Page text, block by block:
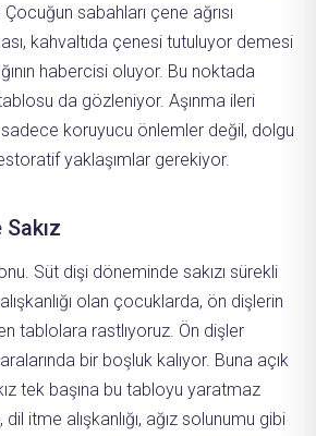
sabahları çene ağrısı
kahvaltıda çenesi tutuluyor demesi
habercisi oluyor. Bu noktada
da gözleniyor. Aşınma ileri
koruyucu önlemler değil, dolgu
yaklaşımlar gerekiyor.
Sakız
Süt dişi döneminde sakızı sürekli
olan çocuklarda, ön dişlerin
tablolara rastlıyoruz. Ön dişler
bir boşluk kalıyor. Buna açık
tek başına bu tabloyu yaratmaz
itme alışkanlığı, ağız solunumu gibi